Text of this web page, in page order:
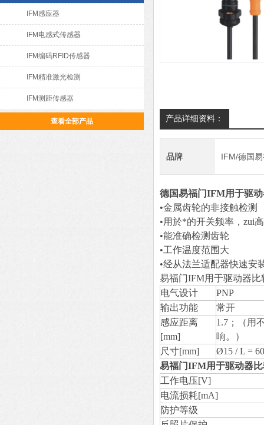
IFM感应器
IFM电感式传感器
IFM编码RFID传感器
IFM精准激光检测
IFM测距传感器
查看全部产品 产品详细资料：
品牌 IFM/德国
德国易福门IFM用于驱
•金属齿轮的非接触检测
•用於*的开关频率，zui
•能准确检测齿轮
•工作温度范围大
•经从法兰适配器快速安
易福门IFM用于驱动器比
电气设计
PNP
输出功能
常开
感应距离
[mm]
1.7；（用
响。）
尺寸[mm]
Ø15 / L = 60
易福门IFM用于驱动器
工作电压[V]
电流损耗[mA]
防护等级